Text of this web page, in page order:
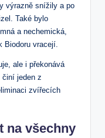
výrazně snížily a po
Také bylo
a nechemická,
Biodoru vracejí.
ale i překonává
jeden z
zvířecích
na všechny